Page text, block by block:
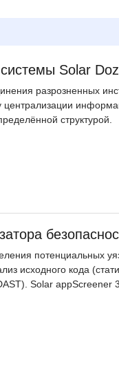
Solar
разрозненных
структурой.
потенциальных
исходного кода
Solar appScreener